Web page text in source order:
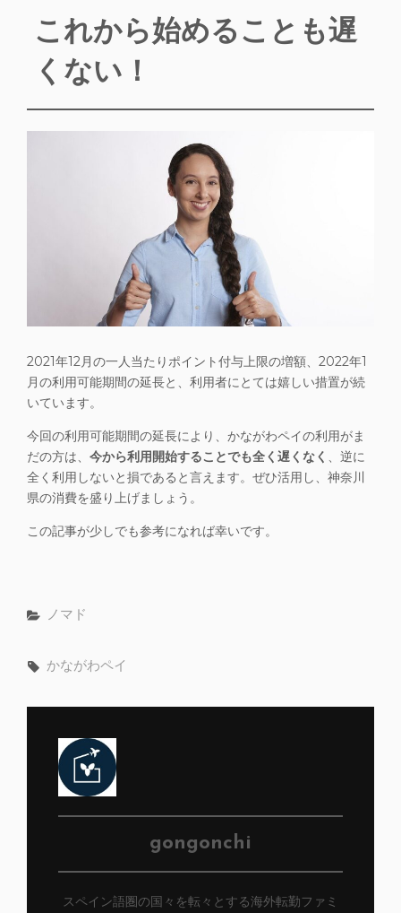
これから始めることも遅
くない！
2021年12月の一人当たりポイント付与上限の増額、2022年1
月の利用可能期間の延長と、利用者にとては嬉しい措置が続
いています。
今回の利用可能期間の延長により、かながわペイの利用がま
だの方は、 今から利用開始することでも全く遅くなく 、逆に
全く利用しないと損であると言えます。ぜひ活用し、神奈川
県の消費を盛り上げましょう。
この記事が少しでも参考になれば幸いです。
カ
リ
ノマド
タ
かながわペイ
投
稿
gongonchi
スペイン語圏の国々を転々とする海外転勤ファミ